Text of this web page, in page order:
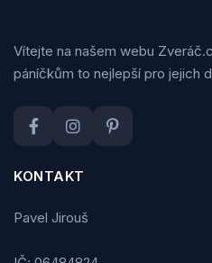
Vítejte na našem webu
páníčkům to nejlepší pro jejich
KONTAKT
Pavel Jirouš